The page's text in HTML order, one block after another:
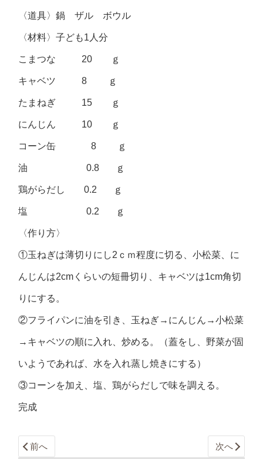
〈道具〉鍋 ザル ボウル
〈材料〉子ども1人分
こまつな 20 ｇ
キャベツ 8 ｇ
たまねぎ 15 ｇ
にんじん 10 ｇ
コーン缶 8 ｇ
油 0.8 ｇ
鶏がらだし 0.2 ｇ
塩 0.2 ｇ
〈作り方〉
①玉ねぎは薄切りにし2ｃｍ程度に切る、小松菜、に
んじんは2cmくらいの短冊切り、キャベツは1cm角切
りにする。
②フライパンに油を引き、玉ねぎ→にんじん→小松菜
→キャベツの順に入れ、炒める。（蓋をし、野菜が固
いようであれば、水を入れ蒸し焼きにする）
③コーンを加え、塩、鶏がらだしで味を調える。
完成
前へ 次へ